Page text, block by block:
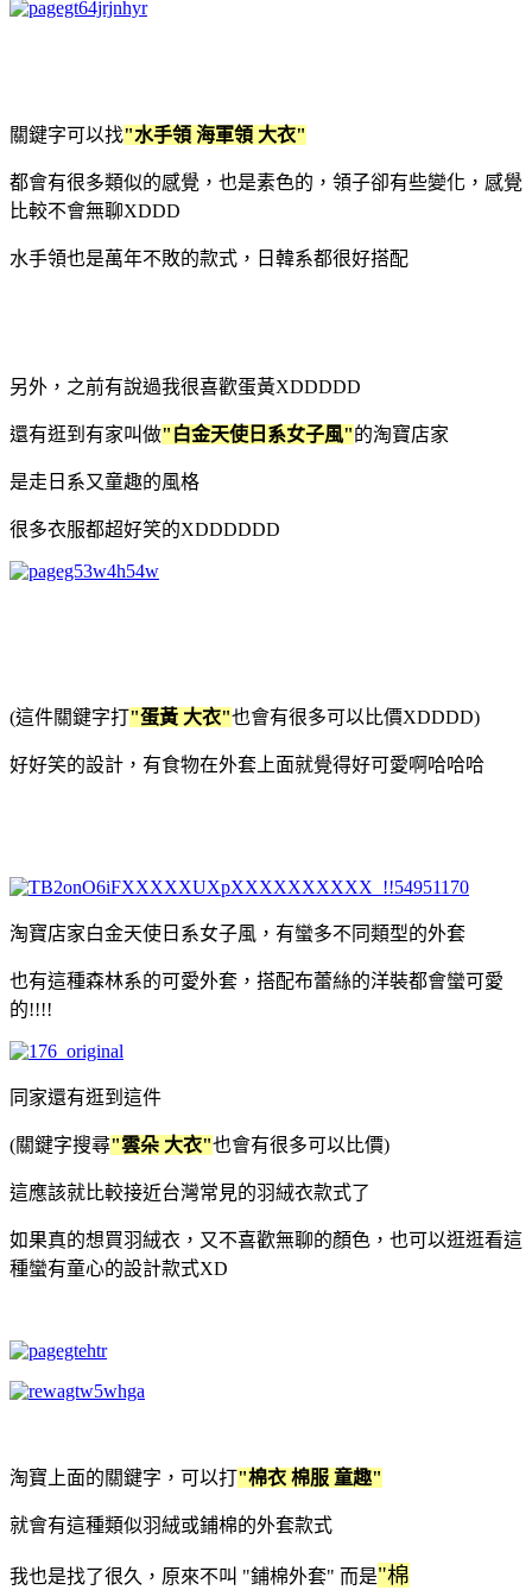
關鍵字可以找"水手領 海軍領 大衣"
都會有很多類似的感覺，也是素色的，領子卻有些變化，感覺
比較不會無聊XDDD
水手領也是萬年不敗的款式，日韓系都很好搭配
另外，之前有說過我很喜歡蛋黃XDDDDD
還有逛到有家叫做"白金天使日系女子風"的淘寶店家
是走日系又童趣的風格
很多衣服都超好笑的XDDDDDD
(這件關鍵字打"蛋黃 大衣"也會有很多可以比價XDDDD)
好好笑的設計，有食物在外套上面就覺得好可愛啊哈哈哈
淘寶店家白金天使日系女子風，有蠻多不同類型的外套
也有這種森林系的可愛外套，搭配布蕾絲的洋裝都會蠻可愛
的!!!!
同家還有逛到這件
(關鍵字搜尋"雲朵 大衣"也會有很多可以比價)
這應該就比較接近台灣常見的羽絨衣款式了
如果真的想買羽絨衣，又不喜歡無聊的顏色，也可以逛逛看這
種蠻有童心的設計款式XD
淘寶上面的關鍵字，可以打"棉衣 棉服 童趣"
就會有這種類似羽絨或鋪棉的外套款式
我也是找了很久，原來不叫 "鋪棉外套" 而是"棉